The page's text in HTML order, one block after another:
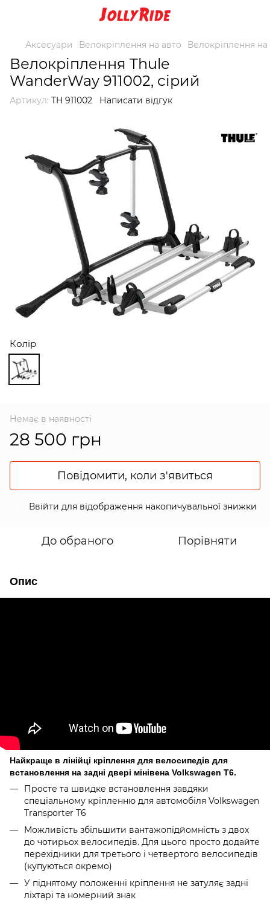
Аксесуари Велокріплення на авто Велокріплення на
Велокріплення Thule
WanderWay 911002, сірий
Артикул: TH 911002 Написати відгук
Колір
Немає в наявності
28 500 грн
Повідомити, коли з'явиться
Ввійти для відображення накопичувальної знижки
До обраного Порівняти
Опис
Найкраще в лінійці кріплення для велосипедів для
встановлення на задні двері мінівена Volkswagen T6.
Просте та швидке встановлення завдяки
спеціальному кріпленню для автомобіля Volkswagen
Transporter T6
Можливість збільшити вантажопідйомність з двох
до чотирьох велосипедів. Для цього просто додайте
перехідники для третього і четвертого велосипедів
(купуються окремо)
У піднятому положенні кріплення не затуляє задні
ліхтарі та номерний знак